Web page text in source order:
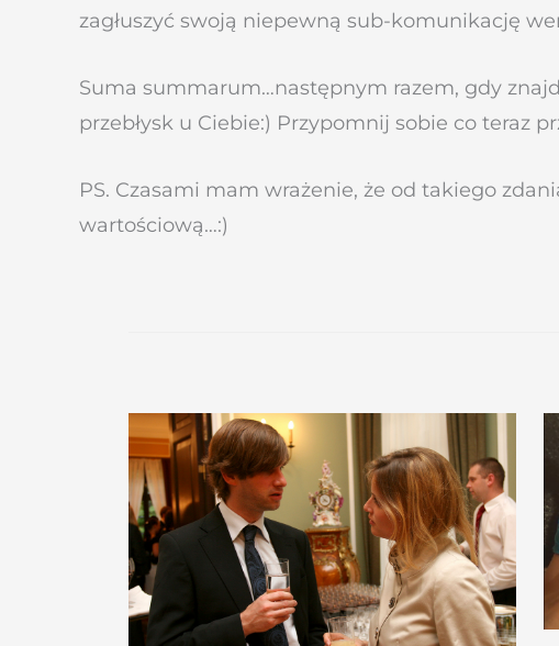
zagłuszyć swoją niepewną sub-komunikację
Suma summarum…następnym razem, gdy
przebłysk u Ciebie:) Przypomnij sobie co teraz
PS. Czasami mam wrażenie, że od takiego
wartościową…:)